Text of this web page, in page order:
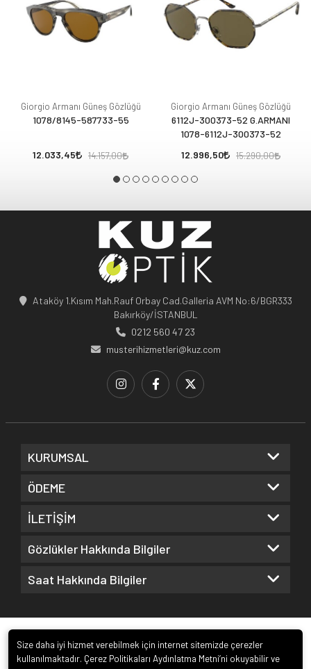
Giorgio Armanı Güneş Gözlüğü
1078/8145-587733-55
12.033,45 14.157,00
Giorgio Armanı Güneş Gözlüğü
6112J-300373-52 G.ARMANI
1078-6112J-300373-52
12.996,50
15.290,00
Ataköy 1.Kısım Mah.Rauf Orbay Cad.Galleria AVM No:6/BGR333
Bakırköy/İSTANBUL
0212 560 47 23
musterihizmetleri@kuz.com
KURUMSAL
ÖDEME
İLETİŞİM
Gözlükler Hakkında Bilgiler
Saat Hakkında Bilgiler
Size daha iyi hizmet verebilmek için internet sitemizde çerezler
kullanılmaktadır. Çerez Politikaları Aydınlatma Metni’ni okuyabilir ve